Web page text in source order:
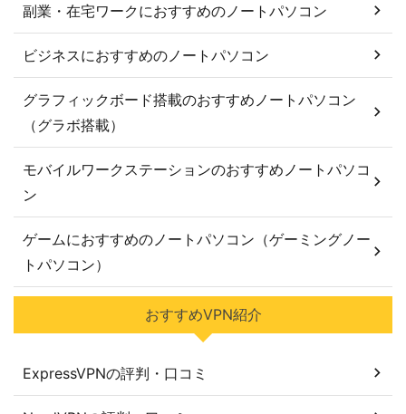
副業・在宅ワークにおすすめのノートパソコン
ビジネスにおすすめのノートパソコン
グラフィックボード搭載のおすすめノートパソコン
（グラボ搭載）
モバイルワークステーションのおすすめノートパソコ
ン
ゲームにおすすめのノートパソコン（ゲーミングノー
トパソコン）
おすすめVPN紹介
ExpressVPNの評判・口コミ